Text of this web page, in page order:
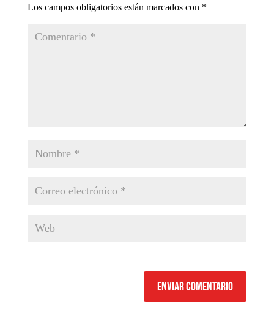
Los campos obligatorios están marcados con *
Enviar comentario